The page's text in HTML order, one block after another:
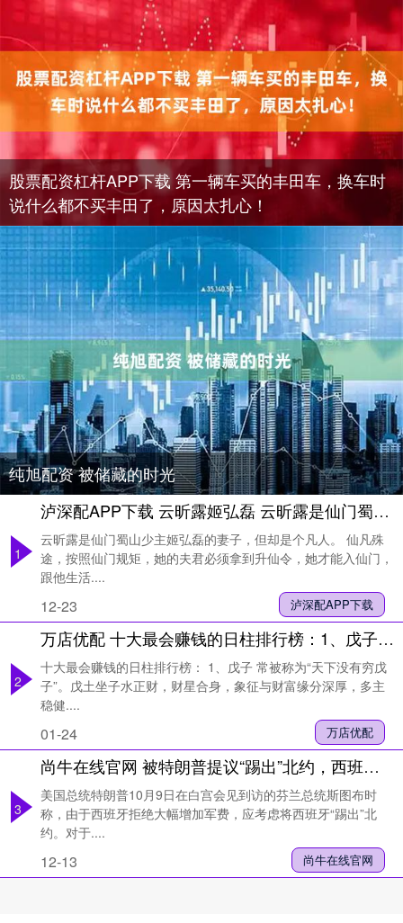
股票配资杠杆APP下载 第一辆车买的丰田车，换车时
说什么都不买丰田了，原因太扎心！
纯旭配资 被储藏的时光
1
泸深配APP下载 云昕露姬弘磊 云昕露是仙门蜀山少主姬弘磊的妻子，但却是个凡人。 仙凡殊途，按照仙门规矩，她的夫君必须拿到升仙令，她才
泸深配APP下载
云昕露是仙门蜀山少主姬弘磊的妻子，但却是个凡人。 仙凡殊
途，按照仙门规矩，她的夫君必须拿到升仙令，她才能入仙门，
跟他生活....
12-23
2
万店优配 十大最会赚钱的日柱排行榜：1、戊子常被称为“天下没有穷戊子”。戊土坐子水正财，财星合身，象征与财富缘分深厚，多主稳健理财、踏实积累。2、丁酉丁火坐酉金偏财，常被认为对商业机会敏锐，可能有意外之财或投资运，艺术鉴赏力较强。3、甲寅自坐禄神，充满活力。寅中藏有食神与偏财，代表...
万店优配
十大最会赚钱的日柱排行榜： 1、戊子 常被称为“天下没有穷戊
子”。戊土坐子水正财，财星合身，象征与财富缘分深厚，多主
稳健....
01-24
3
尚牛在线官网 被特朗普提议“踢出”北约，西班牙政府保持“绝对冷静”
尚牛在线官网
美国总统特朗普10月9日在白宫会见到访的芬兰总统斯图布时
称，由于西班牙拒绝大幅增加军费，应考虑将西班牙“踢出”北
约。对于....
12-13